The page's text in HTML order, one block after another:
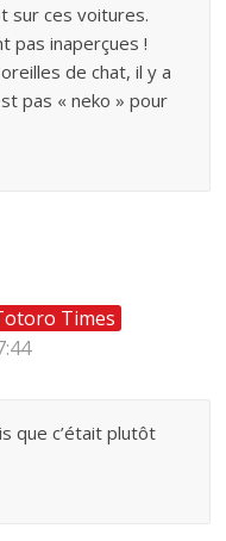
sur ces voitures.
pas inaperçues !
de chat, il y a
pas « neko » pour
Times
que c’était plutôt